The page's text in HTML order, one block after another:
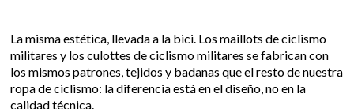
La misma estética, llevada a la bici. Los maillots de ciclismo
militares y los culottes de ciclismo militares se fabrican con
los mismos patrones, tejidos y badanas que el resto de nuestra
ropa de ciclismo: la diferencia está en el diseño, no en la
calidad técnica.